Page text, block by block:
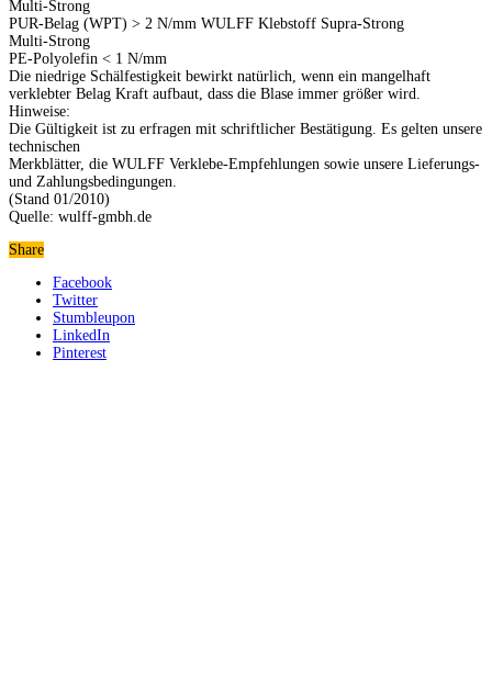
Multi-Strong
PUR-Belag (WPT) > 2 N/mm WULFF Klebstoff Supra-Strong
Multi-Strong
PE-Polyolefin < 1 N/mm
Die niedrige Schälfestigkeit bewirkt natürlich, wenn ein mangelhaft
verklebter Belag Kraft aufbaut, dass die Blase immer größer wird.
Hinweise:
Die Gültigkeit ist zu erfragen mit schriftlicher Bestätigung. Es gelten unsere
technischen
Merkblätter, die WULFF Verklebe-Empfehlungen sowie unsere Lieferungs-
und Zahlungsbedingungen.
(Stand 01/2010)
Quelle: wulff-gmbh.de
Share
Facebook
Twitter
Stumbleupon
LinkedIn
Pinterest